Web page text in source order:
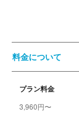
料金について
プラン料金
3,960円〜